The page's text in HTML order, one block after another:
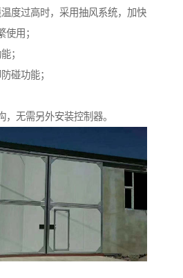
度过高时，采用抽风系统，加快
用；
；
碰功能；
，无需另外安装控制器。